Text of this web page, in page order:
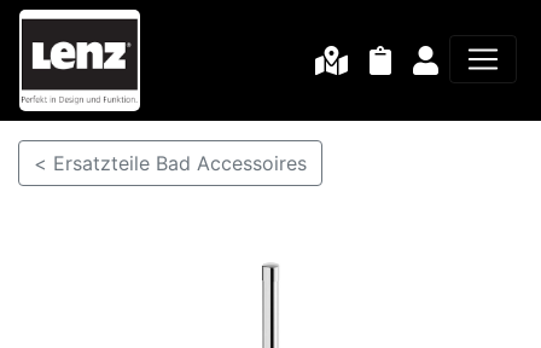
< Ersatzteile Bad Accessoires